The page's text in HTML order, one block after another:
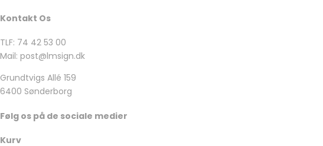
Kontakt Os
TLF: 74 42 53 00
Mail: post@lmsign.dk
Grundtvigs Allé 159
6400 Sønderborg
Følg os på de sociale medier
Kurv